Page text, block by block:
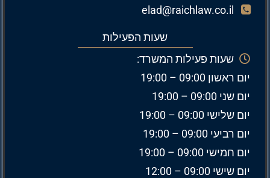
elad@raichlaw.co.il
שעות הפעילות
שעות פעילות המשרד:
יום ראשון 09:00 – 19:00
יום שני 09:00 – 19:00
יום שלישי 09:00 – 19:00
יום רביעי 09:00 – 19:00
יום חמישי 09:00 – 19:00
יום שישי 09:00 – 12:00